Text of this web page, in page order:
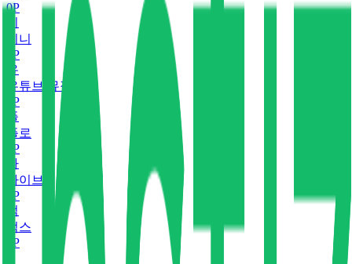
0P
지니
P
유
유튜브 뮤직
P
플
플로
P
바
바이브
P
벅
벅스
P